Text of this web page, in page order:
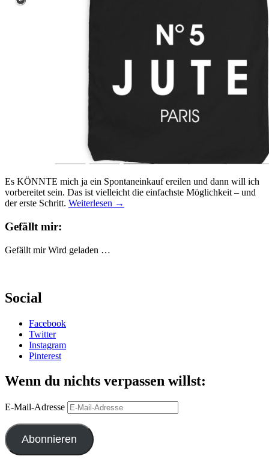
Es KÖNNTE mich ja ein Spontaneinkauf ereilen und dann will ich
vorbereitet sein. Das ist vielleicht die einfachste Möglichkeit – und
der erste Schritt. Weiterlesen →
Gefällt mir:
Gefällt mir Wird geladen …
Social
Facebook
Twitter
Instagram
Pinterest
Wenn du nichts verpassen willst:
E-Mail-Adresse
Abonnieren